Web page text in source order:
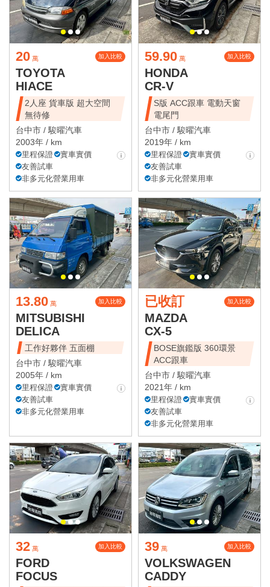
20 萬 加入比較
TOYOTA
HIACE
2人座 貨車版 超大空間
無待修
台中市 / 駿曜汽車
2003年 / km
里程保證
實車實價
友善試車
非多元化營業用車
59.90 萬 加入比較
HONDA
CR-V
S版 ACC跟車 電動天窗
電尾門
台中市 / 駿曜汽車
2019年 / km
里程保證
實車實價
友善試車
非多元化營業用車
13.80 萬 加入比較
MITSUBISHI
DELICA
工作好夥伴 五面棚
台中市 / 駿曜汽車
2005年 / km
里程保證
實車實價
友善試車
非多元化營業用車
已收訂 加入比較
MAZDA
CX-5
BOSE旗鑑版 360環景
ACC跟車
台中市 / 駿曜汽車
2021年 / km
里程保證
實車實價
友善試車
非多元化營業用車
32 萬 加入比較
FORD
FOCUS
39 萬 加入比較
VOLKSWAGEN
CADDY